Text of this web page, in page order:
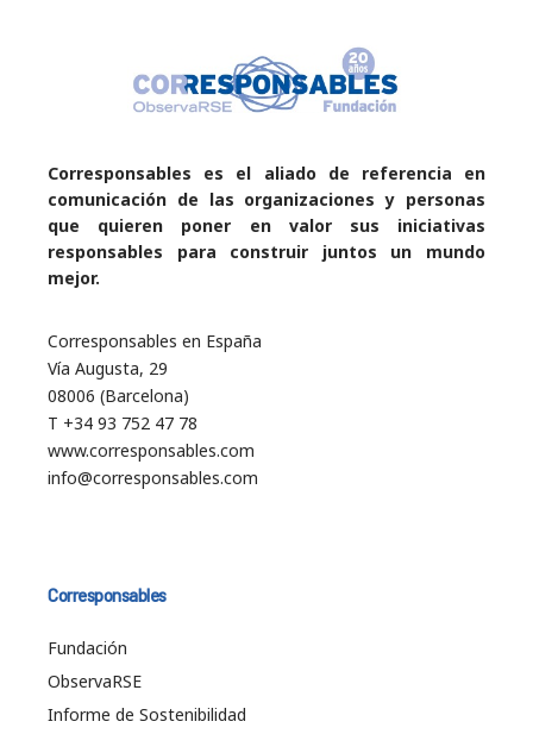
Corresponsables es el aliado de referencia en
comunicación de las organizaciones y personas
que quieren poner en valor sus iniciativas
responsables para construir juntos un mundo
mejor.
Corresponsables en España
Vía Augusta, 29
08006 (Barcelona)
T +34 93 752 47 78
www.corresponsables.com
info@corresponsables.com
Corresponsables
Fundación
ObservaRSE
Informe de Sostenibilidad